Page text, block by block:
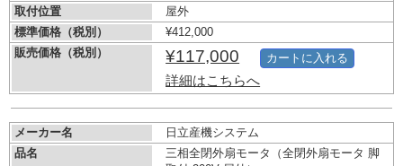
取付位置
屋外
標準価格（税別）
¥412,000
販売価格（税別）
¥117,000
詳細はこちらへ
カートに入れる
メーカー名
日立産機システム
品名
三相全閉外扇モータ（全閉外扇モータ 脚